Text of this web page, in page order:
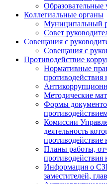
Коллегиальные органы
Муниципальный
Совет
Совещания с
Совещания с
Противодействие
Нормативные
противодействия
Методические
Формы
Комиссии
деятельность
противодействие
Планы работы,
противодействия
Информация о
заместителей,